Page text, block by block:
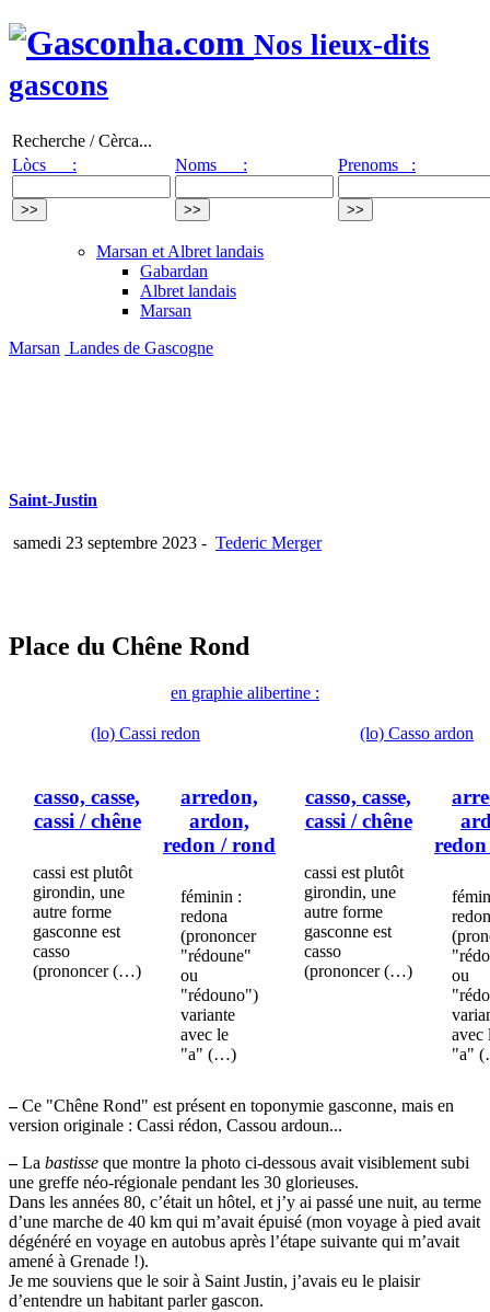
Nos lieux-dits
gascons
Recherche / Cèrca...
Lòcs :
Noms : Prenoms :
Marsan et Albret landais
Gabardan
Albret landais
Marsan
Marsan Landes de Gascogne
Saint-Justin
samedi 23 septembre 2023 - Tederic Merger
Place du Chêne Rond
en graphie alibertine :
(lo) Cassi redon
casso, casse,
cassi / chêne
cassi est plutôt
girondin, une
autre forme
gasconne est
casso
(prononcer (…)
arredon,
ardon,
redon / rond
féminin :
redona
(prononcer
"rédoune"
ou
"rédouno")
variante
avec le
"a" (…)
(lo) Casso ardon
casso, casse,
cassi / chêne
cassi est plutôt
girondin, une
autre forme
gasconne est
casso
(prononcer (…)
redon
ou
avec
"a"
–Ce "Chêne Rond" est présent en toponymie gasconne, mais en
version originale : Cassi rédon, Cassou ardoun...
–La bastisse que montre la photo ci-dessous avait visiblement subi
une greffe néo-régionale pendant les 30 glorieuses.
Dans les années 80, c’était un hôtel, et j’y ai passé une nuit, au terme
d’une marche de 40 km qui m’avait épuisé (mon voyage à pied avait
dégénéré en voyage en autobus après l’étape suivante qui m’avait
amené à Grenade !).
Je me souviens que le soir à Saint Justin, j’avais eu le plaisir
d’entendre un habitant parler gascon.